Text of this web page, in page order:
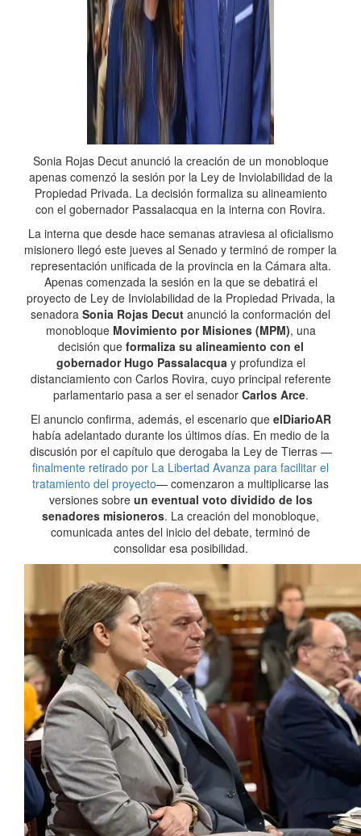
Sonia Rojas Decut anunció la creación de un monobloque
apenas comenzó la sesión por la Ley de Inviolabilidad de la
Propiedad Privada. La decisión formaliza su alineamiento
con el gobernador Passalacqua en la interna con Rovira.
La interna que desde hace semanas atraviesa al oficialismo
misionero llegó este jueves al Senado y terminó de romper la
representación unificada de la provincia en la Cámara alta.
Apenas comenzada la sesión en la que se debatirá el
proyecto de Ley de Inviolabilidad de la Propiedad Privada, la
senadora Sonia Rojas Decut anunció la conformación del
monobloque Movimiento por Misiones (MPM), una
decisión que formaliza su alineamiento con el
gobernador Hugo Passalacquay profundiza el
distanciamiento con Carlos Rovira, cuyo principal referente
parlamentario pasa a ser el senador Carlos Arce.
El anuncio confirma, además, el escenario que elDiarioAR
había adelantado durante los últimos días. En medio de la
discusión por el capítulo que derogaba la Ley de Tierras —
finalmente retirado por La Libertad Avanza para facilitar el
tratamiento del proyecto— comenzaron a multiplicarse las
versiones sobre un eventual voto dividido de los
senadores misioneros. La creación del monobloque,
comunicada antes del inicio del debate, terminó de
consolidar esa posibilidad.